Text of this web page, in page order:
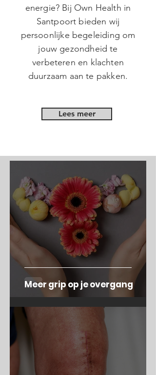
energie? Bij Own Health in
Santpoort bieden wij
persoonlijke begeleiding om
jouw gezondheid te
verbeteren en klachten
duurzaam aan te pakken.
Lees meer
Meer grip op je overgang